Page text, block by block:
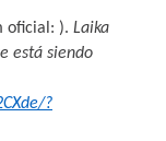
oficial: ). Laika
está siendo
?